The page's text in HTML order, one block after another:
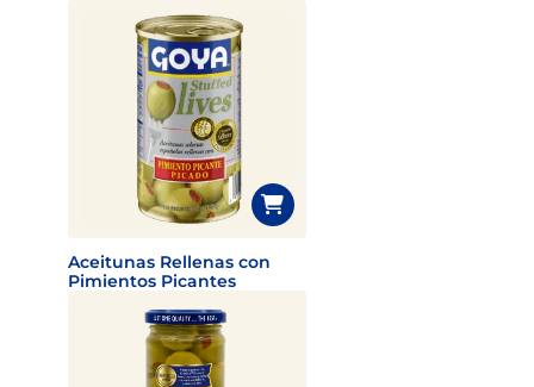
Aceitunas Rellenas con
Pimientos Picantes